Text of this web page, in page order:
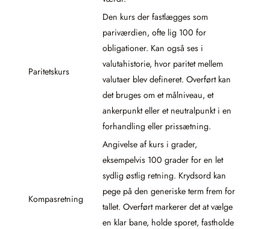
Paritetskurs
Den kurs der fastlægges som
pariværdien, ofte lig 100 for
obligationer. Kan også ses i
valutahistorie, hvor paritet mellem
valutaer blev defineret. Overført kan
det bruges om et målniveau, et
ankerpunkt eller et neutralpunkt i en
forhandling eller prissætning.
Kompasretning
Angivelse af kurs i grader,
eksempelvis 100 grader for en let
sydlig østlig retning. Krydsord kan
pege på den generiske term frem for
tallet. Overført markerer det at vælge
en klar bane, holde sporet, fastholde